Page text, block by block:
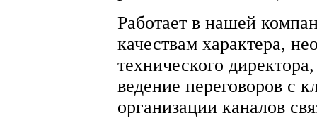
Работает в нашей
качествам характера,
технического
ведение переговоров с
организации каналов